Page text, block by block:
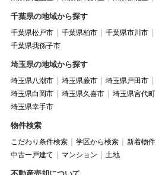
千葉県の地域から探す
千葉県松戸市 千葉県柏市 千葉県市川市
千葉県我孫子市
埼玉県の地域から探す
埼玉県八潮市 埼玉県蕨市 埼玉県戸田市
埼玉県白岡市
埼玉県久喜市 埼玉県宮代町
埼玉県幸手市
物件検索
こだわり条件検索 学区から検索 新着物件
中古一戸建て
マンション 土地